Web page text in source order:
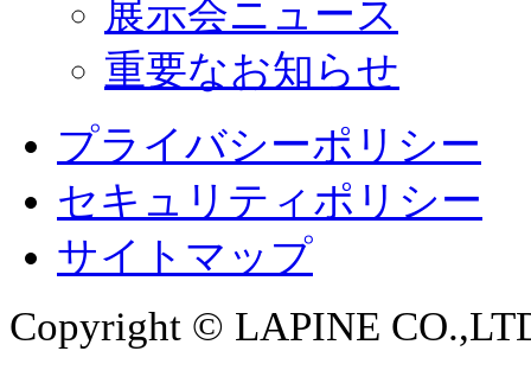
展示会ニュース
重要なお知らせ
プライバシーポリシー
セキュリティポリシー
サイトマップ
Copyright © LAPINE